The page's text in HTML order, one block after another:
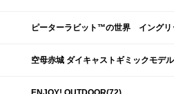
ピーターラビット™の世界 イングリ
空母赤城 ダイキャストギミックモデ